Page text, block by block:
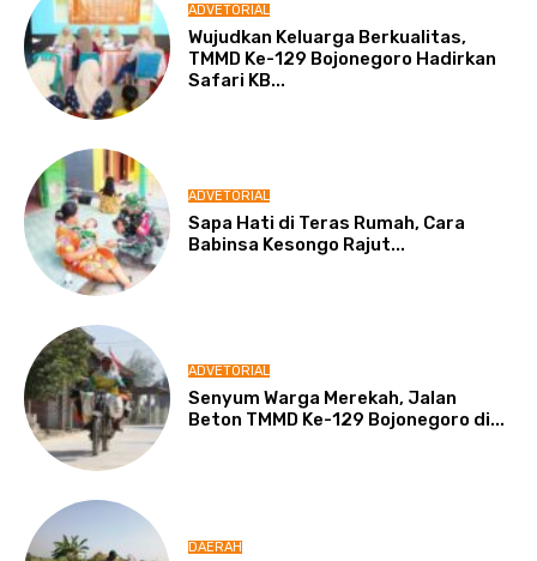
ADVETORIAL
Wujudkan Keluarga Berkualitas,
TMMD Ke-129 Bojonegoro Hadirkan
Safari KB...
ADVETORIAL
Sapa Hati di Teras Rumah, Cara
Babinsa Kesongo Rajut...
ADVETORIAL
Senyum Warga Merekah, Jalan
Beton TMMD Ke-129 Bojonegoro di...
DAERAH